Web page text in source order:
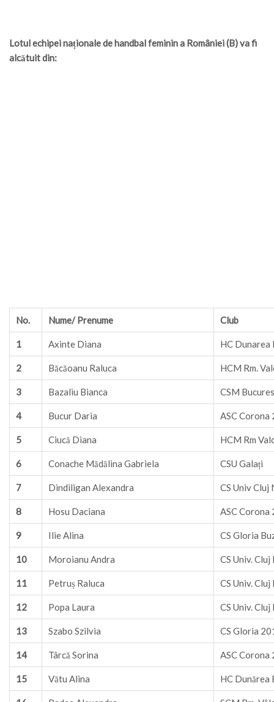
Lotul echipei naționale de handbal feminin a României (B) va fi
alcătuit din:
No. Nume/ Prenume Club
1 Axinte Diana HC Dunarea
2 Băcăoanu Raluca HCM Rm.
3 Bazaliu Bianca CSM
4 Bucur Daria ASC
5 Ciucă Diana HCM Rm
6 Conache Mădălina Gabriela CSU Galați
7 Dindiligan Alexandra CS Univ Cluj
8 Hosu Daciana ASC
9 Ilie Alina CS Gloria
10 Moroianu Andra CS Univ. Cluj
11 Petruș Raluca CS Univ. Cluj
12 Popa Laura CS Univ. Cluj
13 Szabo Szilvia CS Gloria
14 Târcă Sorina ASC
15 Vătu Alina HC Dunărea